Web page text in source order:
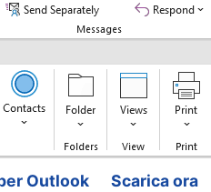
Outlook Scarica ora